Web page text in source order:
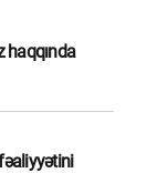
haqqında